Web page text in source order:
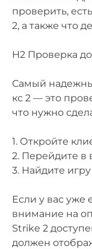
проверить,
2, а также что
H2 Проверка
Самый
кс 2 — это
что нужно
1. Откройте
2. Перейдите в
3. Найдите
Если у вас уже
внимание на
Strike 2
должен